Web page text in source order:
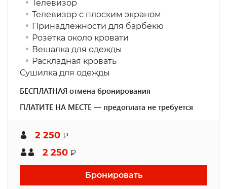
Телевизор
Телевизор с плоским экраном
Принадлежности для барбекю
Розетка около кровати
Вешалка для одежды
Раскладная кровать
Сушилка для одежды
БЕСПЛАТНАЯ отмена бронирования
ПЛАТИТЕ НА МЕСТЕ — предоплата не требуется
2 250 ₽
2 250 ₽
Бронировать